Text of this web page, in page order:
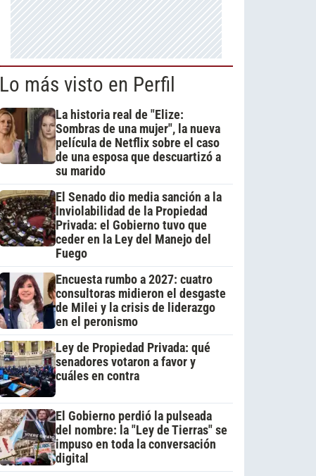
Lo más visto en Perfil
La historia real de "Elize:
Sombras de una mujer", la nueva
película de Netflix sobre el caso
de una esposa que descuartizó a
su marido
El Senado dio media sanción a la
Inviolabilidad de la Propiedad
Privada: el Gobierno tuvo que
ceder en la Ley del Manejo del
Fuego
Encuesta rumbo a 2027: cuatro
consultoras midieron el desgaste
de Milei y la crisis de liderazgo
en el peronismo
Ley de Propiedad Privada: qué
senadores votaron a favor y
cuáles en contra
El Gobierno perdió la pulseada
del nombre: la "Ley de Tierras" se
impuso en toda la conversación
digital